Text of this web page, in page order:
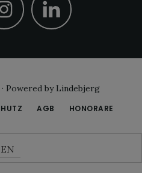
· Powered by Lindebjerg
AGB HONORARE
EN